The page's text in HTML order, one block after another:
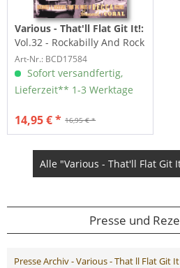
Various - That'll Flat Git It!:
Vol.32 - Rockabilly And Rock
'n' Roll From The...
Art-Nr.: BCD17584
Sofort versandfertig,
Lieferzeit** 1-3 Werktage
16,95 € *
14,95 € *
Alle "Various - That'll Flat Git
Presse und
Presse Archiv - Various - That ll Flat Git